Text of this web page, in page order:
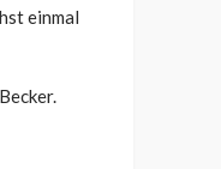
einmal